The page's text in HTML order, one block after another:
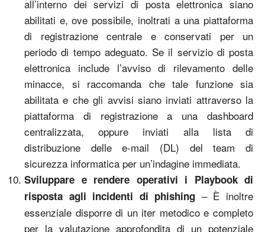
all’interno dei servizi di posta elettronica siano
abilitati e, ove possibile, inoltrati a una piattaforma
di registrazione centrale e conservati per un
periodo di tempo adeguato. Se il servizio di posta
elettronica include l’avviso di rilevamento delle
minacce, si raccomanda che tale funzione sia
abilitata e che gli avvisi siano inviati attraverso la
piattaforma di registrazione a una dashboard
centralizzata, oppure inviati alla lista di
distribuzione delle e-mail (DL) del team di
sicurezza informatica per un’indagine immediata.
Sviluppare e rendere operativi i Playbook di
risposta agli incidenti di phishing – È inoltre
essenziale disporre di un iter metodico e completo
per la valutazione approfondita di un potenziale